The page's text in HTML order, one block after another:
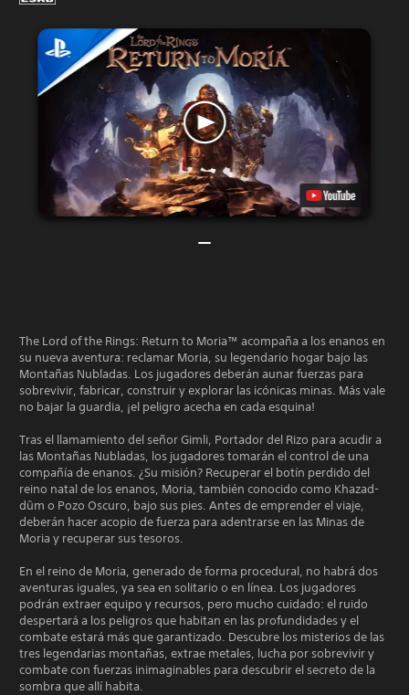
The Lord of the Rings: Return to Moria™ acompaña a los enanos en
su nueva aventura: reclamar Moria, su legendario hogar bajo las
Montañas Nubladas. Los jugadores deberán aunar fuerzas para
sobrevivir, fabricar, construir y explorar las icónicas minas. Más vale
no bajar la guardia, ¡el peligro acecha en cada esquina!
Tras el llamamiento del señor Gimli, Portador del Rizo para acudir a
las Montañas Nubladas, los jugadores tomarán el control de una
compañía de enanos. ¿Su misión? Recuperar el botín perdido del
reino natal de los enanos, Moria, también conocido como Khazad-
dûm o Pozo Oscuro, bajo sus pies. Antes de emprender el viaje,
deberán hacer acopio de fuerza para adentrarse en las Minas de
Moria y recuperar sus tesoros.
En el reino de Moria, generado de forma procedural, no habrá dos
aventuras iguales, ya sea en solitario o en línea. Los jugadores
podrán extraer equipo y recursos, pero mucho cuidado: el ruido
despertará a los peligros que habitan en las profundidades y el
combate estará más que garantizado. Descubre los misterios de las
tres legendarias montañas, extrae metales, lucha por sobrevivir y
combate con fuerzas inimaginables para descubrir el secreto de la
sombra que allí habita.